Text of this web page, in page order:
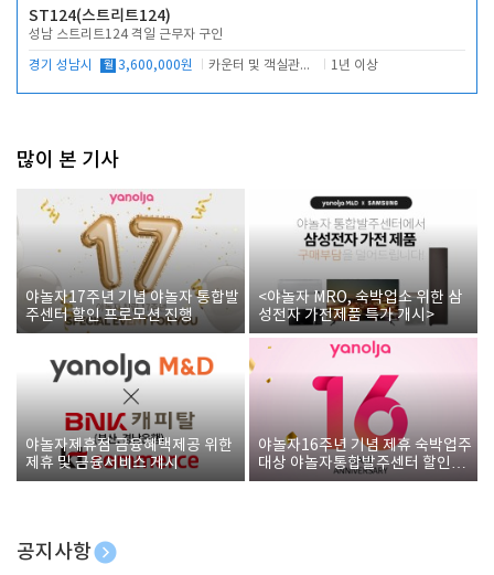
ST124(스트리트124)
성남 스트리트124 격일 근무자 구인
경기 성남시 월 3,600,000원 카운터 및 객실관리 전반 1년 이상
많이 본 기사
야놀자17주년 기념 야놀자 통합발
주센터 할인 프로모션 진행
<야놀자 MRO, 숙박업소 위한 삼
성전자 가전제품 특가 개시>
야놀자제휴점 금융혜택제공 위한
제휴 및 금융서비스 게시
야놀자16주년 기념 제휴 숙박업주
대상 야놀자통합발주센터 할인쿠
폰 증정
공지사항
[호텔업] 개인정보 처리방침 개정본1 (19.09.02)